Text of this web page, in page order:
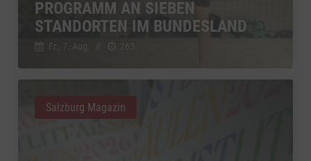
PROGRAMM AN SIEBEN
STANDORTEN IM BUNDESLAND
Fr., 7. Aug. 263
Salzburg Magazin